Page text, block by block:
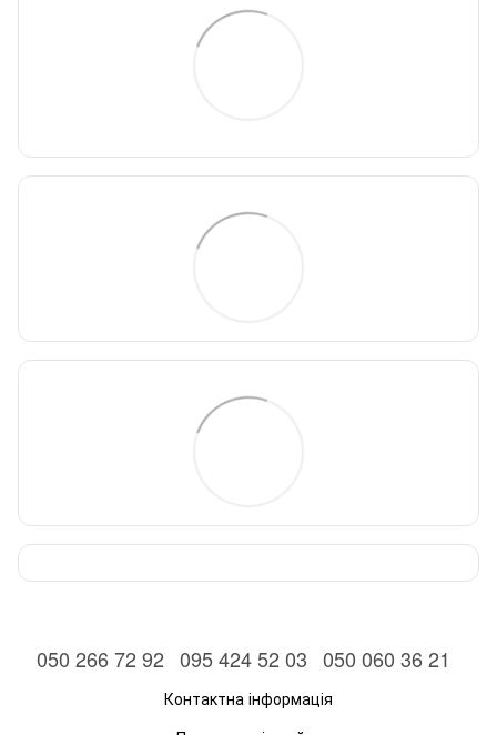
050 266 72 92 095 424 52 03 050 060 36 21
Контактна інформація